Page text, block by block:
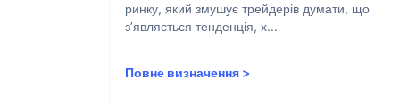
ринку, який змушує трейдерів думати, що
з’являється тенденція, х...
Повне визначення >